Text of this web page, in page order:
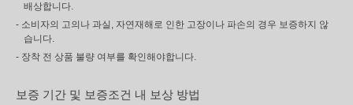
배상합니다.
- 소비자의 고의나 과실, 자연재해로 인한 고장이나 파손의 경우 보증하지 않
습니다.
- 장착 전 상품 불량 여부를 확인해야합니다.
보증 기간 및 보증조건 내 보상 방법